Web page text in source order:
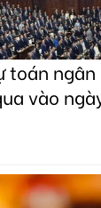
toán
vào